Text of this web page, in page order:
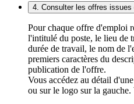
4. Consulter les offres issues
Pour chaque offre d'emploi
l'intitulé du poste, le lieu de
durée de travail, le nom de
premiers caractères du
publication de l'offre.
Vous accédez au détail
ou sur le logo sur la gauche.